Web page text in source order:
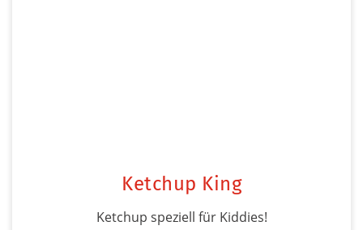
Ketchup King
Ketchup speziell für Kiddies!